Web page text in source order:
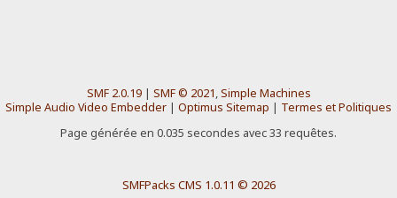
SMF 2.0.19| SMF © 2021,Simple Machines
Simple Audio Video Embedder | Optimus Sitemap | Termes et Politiques
Page générée en 0.035 secondes avec 33 requêtes.
SMFPacks CMS 1.0.11 © 2026